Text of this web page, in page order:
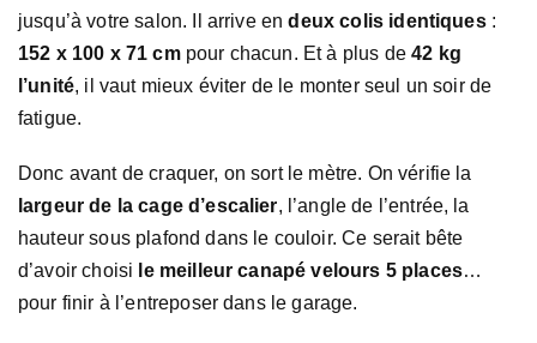
jusqu’à votre salon. Il arrive endeux colis identiques:
152 x 100 x 71 cmpour chacun. Et à plus de42 kg
l’unité, il vaut mieux éviter de le monter seul un soir de
fatigue.
Donc avant de craquer, on sort le mètre. On vérifie la
largeur de la cage d’escalier, l’angle de l’entrée, la
hauteur sous plafond dans le couloir. Ce serait bête
d’avoir choisi le meilleur canapé velours 5 places…
pour finir à l’entreposer dans le garage.